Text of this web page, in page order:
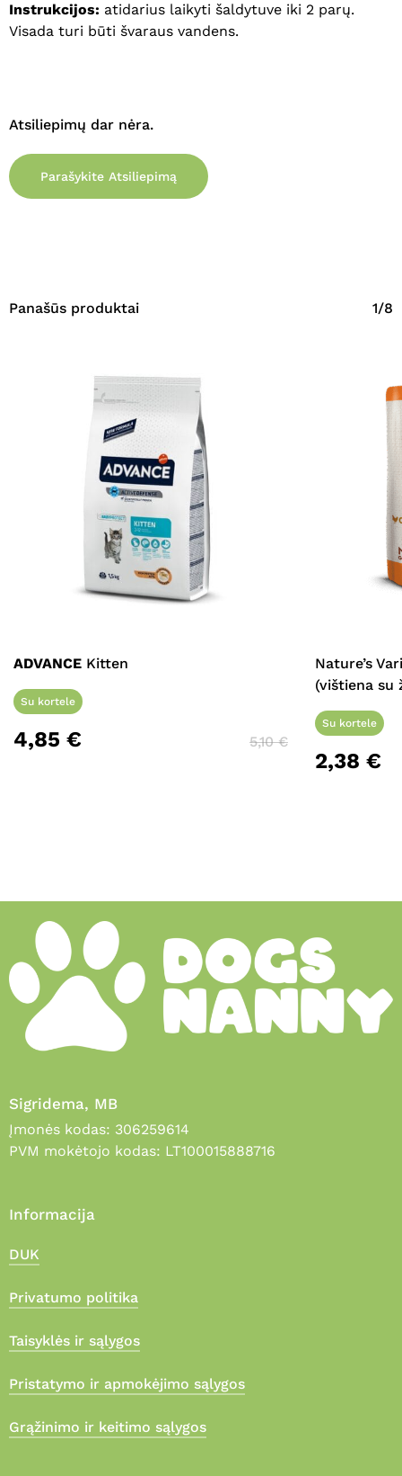
Instrukcijos: atidarius laikyti šaldytuve iki 2 parų.
Visada turi būti švaraus vandens.
Atsiliepimų dar nėra.
Parašykite Atsiliepimą
Panašūs produktai 1/8
ADVANCE Kitten
Su kortele
4,85 € 5,10€
Nature’s
(vištiena su
Su kortele
2,38 €
Sigridema, MB
Įmonės kodas: 306259614
PVM mokėtojo kodas: LT100015888716
Informacija
DUK
Privatumo politika
Taisyklės ir sąlygos
Pristatymo ir apmokėjimo sąlygos
Grąžinimo ir keitimo sąlygos